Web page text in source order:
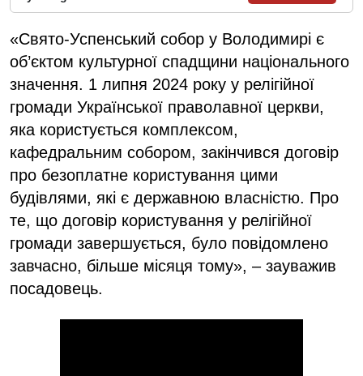
«Свято-Успенський собор у Володимирі є
об’єктом культурної спадщини національного
значення. 1 липня 2024 року у релігійної
громади Української праволавної церкви,
яка користується комплексом,
кафедральним собором, закінчився договір
про безоплатне користування цими
будівлями, які є державною власністю. Про
те, що договір користування у релігійної
громади завершується, було повідомлено
завчасно, більше місяця тому», – зауважив
посадовець.